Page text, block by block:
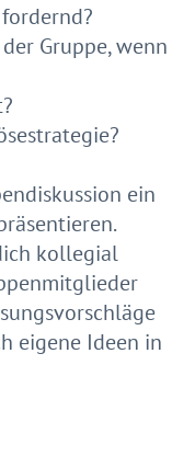
Gruppe, wenn
ein
kollegial
eigene Ideen in